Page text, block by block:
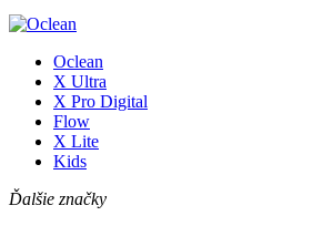
Oclean
X Ultra
X Pro Digital
Flow
X Lite
Kids
Ďalšie značky